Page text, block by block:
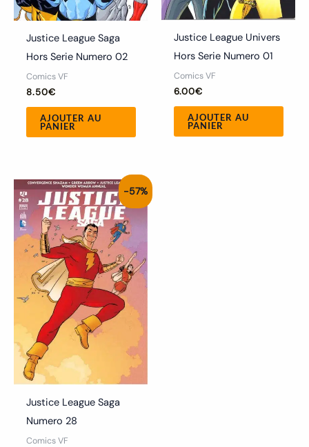
Justice League Saga
Hors Serie Numero 02
Comics VF
8.50€
AJOUTER AU
PANIER
Justice League Univers
Hors Serie Numero 01
Comics VF
6.00€
AJOUTER AU
PANIER
-57%
Justice League Saga
Numero 28
Comics VF
Le
prix
initial
était :
7.00€.
Le
prix
actuel
est :
3.00€.